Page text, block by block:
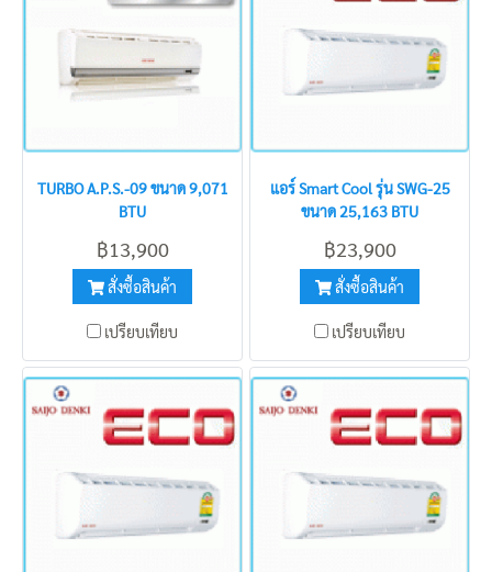
TURBO A.P.S.-09 ขนาด 9,071
BTU
฿13,900
สั่งซื้อสินค้า
เปรียบเทียบ
แอร์ Smart Cool รุ่น SWG-25
ขนาด 25,163 BTU
฿23,900
สั่งซื้อสินค้า
เปรียบเทียบ